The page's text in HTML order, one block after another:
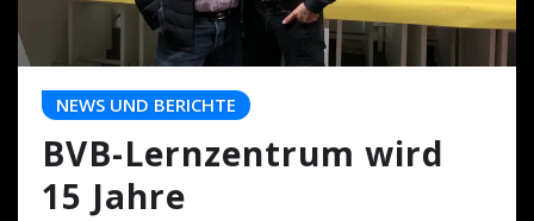
NEWS UND BERICHTE
BVB-Lernzentrum wird
15 Jahre